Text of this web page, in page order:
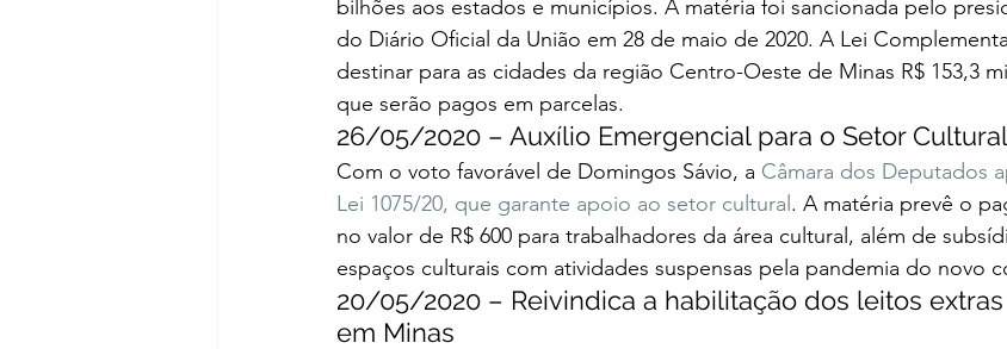
bilhões aos estados e municípios. A matéria foi sancionada pelo
do Diário Oficial da União em 28 de maio de 2020. A Lei
destinar para as cidades da região Centro-Oeste de Minas R$ 153,3
que serão pagos em parcelas.
26/05/2020 – Auxílio Emergencial para o Setor Cultural
Com o voto favorável de Domingos Sávio, a Câmara dos Deputados
Lei 1075/20, que garante apoio ao setor cultural . A matéria prevê o
no valor de R$ 600 para trabalhadores da área cultural, além de
espaços culturais com atividades suspensas pela pandemia do novo
20/05/2020 – Reivindica a habilitação dos leitos
em Minas